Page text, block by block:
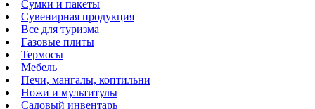
Сумки и пакеты
Сувенирная продукция
Все для туризма
Газовые плиты
Термосы
Мебель
Печи, мангалы, коптильни
Ножи и мультитулы
Садовый инвентарь